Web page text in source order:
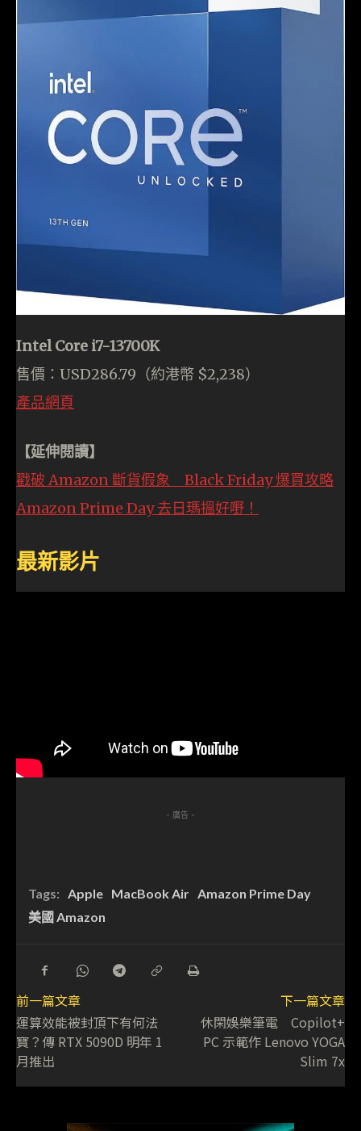
Intel Core i7-13700K
售價：USD286.79（約港幣 $2,238）
產品網頁
【延伸閱讀】
戳破 Amazon 斷貨假象 Black Friday 爆買攻略
Amazon Prime Day 去日瑪搵好嘢！
最新影片
- 廣告 -
Tags: Apple MacBook Air Amazon Prime Day
美國 Amazon
前一篇文章
運算效能被封頂下有何法
寶？傳 RTX 5090D 明年 1
月推出
下一篇文章
休閑娛樂筆電 Copilot+
PC 示範作 Lenovo YOGA
Slim 7x